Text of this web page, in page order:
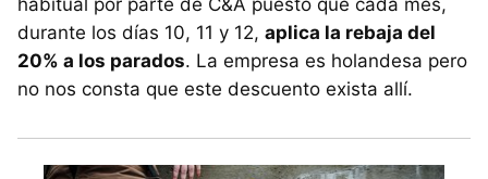
durante los días 10, 11 y 12, aplica la rebaja del
20% a los parados. La empresa es holandesa pero
no nos consta que este descuento exista allí.